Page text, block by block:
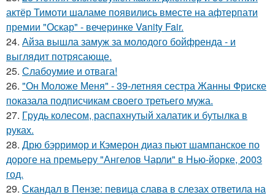
актёр Тимоти шаламе появились вместе на афтерпати
премии "Оскар" - вечеринке Vanity Fair.
24. Айза вышла замуж за молодого бойфренда - и
выглядит потрясающе.
25. Слабоумие и отвага!
26. "Он Моложе Меня" - 39-летняя сестра Жанны Фриске
показала подписчикам своего третьего мужа.
27. Гpyдь колесом, распахнутый халатик и бутылка в
руках.
28. Дрю бэрримор и Кэмерон диаз пьют шампанское по
дороге на премьеру "Ангелов Чарли" в Нью-йорке, 2003
год.
29. Скандал в Пензе: певица слава в слезах ответила на